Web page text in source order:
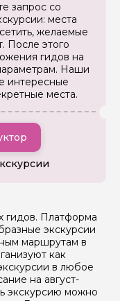
запрос со
места
желаемые
После этого
гидов на
Наши
интересные
места.
гидов. Платформа
экскурсии
маршрутам в
как
в любое
на август-
экскурсию можно
можете их
персональных